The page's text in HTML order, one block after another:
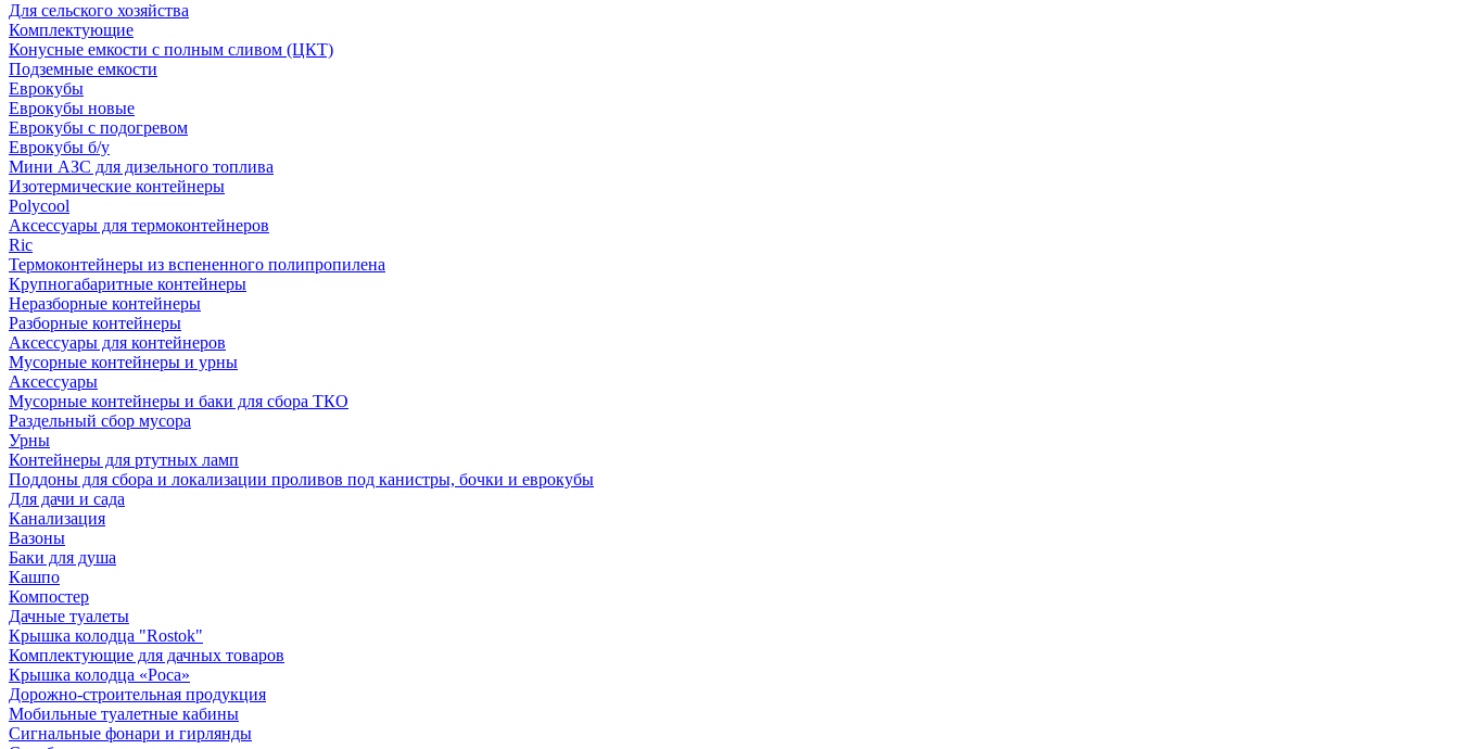
Для сельского хозяйства
Комплектующие
Конусные емкости с полным сливом (ЦКТ)
Подземные емкости
Еврокубы
Еврокубы новые
Еврокубы с подогревом
Еврокубы б/у
Мини АЗС для дизельного топлива
Изотермические контейнеры
Polycool
Аксессуары для термоконтейнеров
Ric
Термоконтейнеры из вспененного полипропилена
Крупногабаритные контейнеры
Неразборные контейнеры
Разборные контейнеры
Аксессуары для контейнеров
Мусорные контейнеры и урны
Аксессуары
Мусорные контейнеры и баки для сбора ТКО
Раздельный сбор мусора
Урны
Контейнеры для ртутных ламп
Поддоны для сбора и локализации проливов под канистры, бочки и еврокубы
Для дачи и сада
Канализация
Вазоны
Баки для душа
Кашпо
Компостер
Дачные туалеты
Крышка колодца "Rostok"
Комплектующие для дачных товаров
Крышка колодца «Роса»
Дорожно-строительная продукция
Мобильные туалетные кабины
Сигнальные фонари и гирлянды